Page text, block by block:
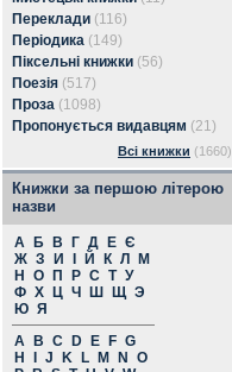
Переклади (116)
Періодика (149)
Піксельні книжки (56)
Поезія (517)
Проза (1098)
Пропонується видавцям (21)
Всі книжки (1660)
Книжки за першою літерою
назви
А Б В Г Д Е Є
Ж З И Й К Л
М
Н
О П Р С Т У
Ф Х Ц Ч Ш Щ Э
Ю Я
A
B C D E F G
H
J K L M N
O